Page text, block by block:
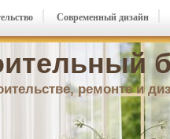
ремонте и
Современный дизайн